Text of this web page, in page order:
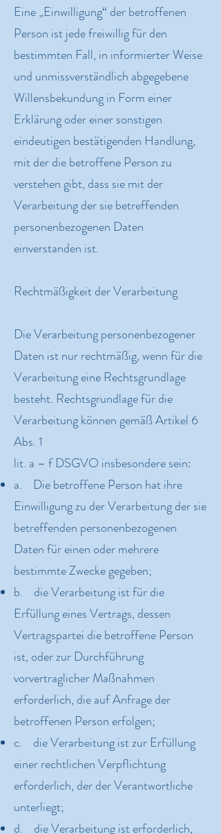
Eine „Einwilligung“ der betroffenen
Person ist jede freiwillig für den
bestimmten Fall, in informierter Weise
und unmissverständlich abgegebene
Willensbekundung in Form einer
Erklärung oder einer sonstigen
eindeutigen bestätigenden Handlung,
mit der die betroffene Person zu
verstehen gibt, dass sie mit der
Verarbeitung der sie betreffenden
personenbezogenen Daten
einverstanden ist.
Rechtmäßigkeit der Verarbeitung
Die Verarbeitung personenbezogener
Daten ist nur rechtmäßig, wenn für die
Verarbeitung eine Rechtsgrundlage
besteht. Rechtsgrundlage für die
Verarbeitung können gemäß Artikel 6
Abs. 1
lit. a – f DSGVO insbesondere sein:
a. Die betroffene Person hat ihre
Einwilligung zu der Verarbeitung der sie
betreffenden personenbezogenen
Daten für einen oder mehrere
bestimmte Zwecke gegeben;
b. die Verarbeitung ist für die
Erfüllung eines Vertrags, dessen
Vertragspartei die betroffene Person
ist, oder zur Durchführung
vorvertraglicher Maßnahmen
erforderlich, die auf Anfrage der
betroffenen Person erfolgen;
c. die Verarbeitung ist zur Erfüllung
einer rechtlichen Verpflichtung
erforderlich, der der Verantwortliche
unterliegt;
d. die Verarbeitung ist erforderlich,